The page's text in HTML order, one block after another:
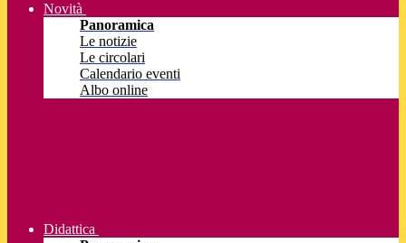
Novità
Panoramica
Le notizie
Le circolari
Calendario eventi
Albo online
Didattica